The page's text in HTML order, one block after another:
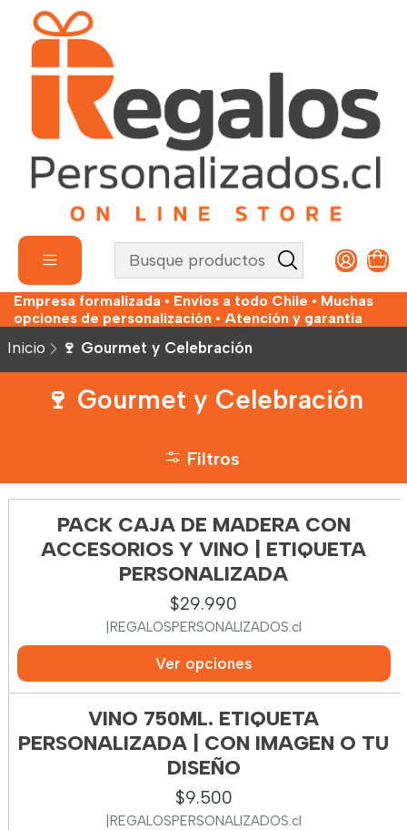
Empresa formalizada • Envíos a todo Chile • Muchas
opciones de personalización • Atención y garantía
Inicio 🍷 Gourmet y Celebración
🍷 Gourmet y Celebración
Filtros
PACK CAJA DE MADERA CON
ACCESORIOS Y VINO | ETIQUETA
PERSONALIZADA
$29.990
REGALOSPERSONALIZADOS.cl
Ver opciones
VINO 750ML. ETIQUETA
PERSONALIZADA | CON IMAGEN O TU
DISEÑO
$9.500
REGALOSPERSONALIZADOS.cl